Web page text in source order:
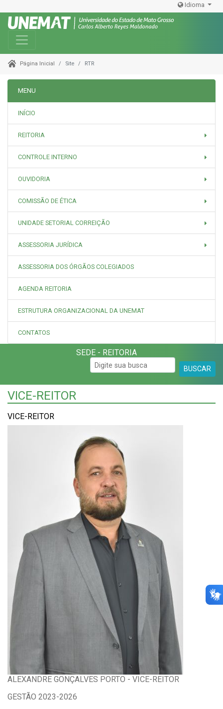
Idioma
Toggle navigation
Página Inicial Site RTR
MENU
INÍCIO
REITORIA
CONTROLE INTERNO
OUVIDORIA
COMISSÃO DE ÉTICA
UNIDADE SETORIAL CORREIÇÃO
ASSESSORIA JURÍDICA
ASSESSORIA DOS ÓRGÃOS COLEGIADOS
AGENDA REITORIA
ESTRUTURA ORGANIZACIONAL DA UNEMAT
CONTATOS
SEDE - REITORIA
BUSCAR
VICE-REITOR
VICE-REITOR
ALEXANDRE GONÇALVES PORTO - VICE-REITOR
GESTÃO 2023-2026